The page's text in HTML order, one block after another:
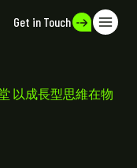
Get in Touch
堂 以成長型思維在物